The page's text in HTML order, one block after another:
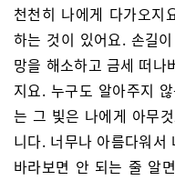
천천히 나에게 다가오지
하는 것이 있어요. 손길
망을 해소하고 금세 떠나
지요. 누구도 알아주지
는 그 빛은 나에게 아무
니다. 너무나 아름다워
바라보면 안 되는 줄 알